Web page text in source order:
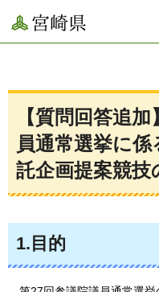
宮崎県
【質問回答追
員通常選挙に
託企画提案競技
1.目的